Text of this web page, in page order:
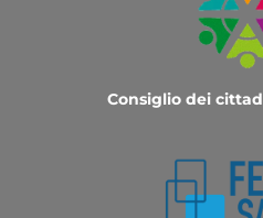
Consiglio dei